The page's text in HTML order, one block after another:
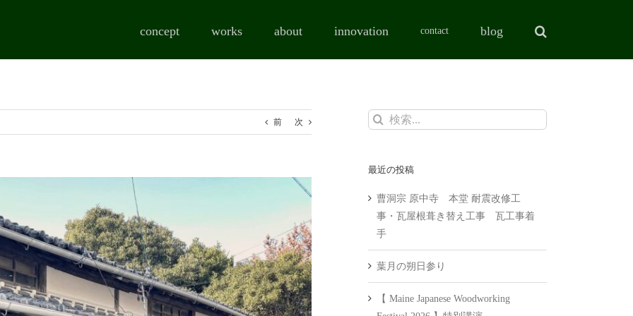
concept works about innovation contact blog
前 次
検
最近の投稿
曹洞宗 原中寺 本堂 耐震改修工
事・瓦屋根葺き替え工事 瓦工事着
手
葉月の朔日参り
【 Maine Japanese Woodworking